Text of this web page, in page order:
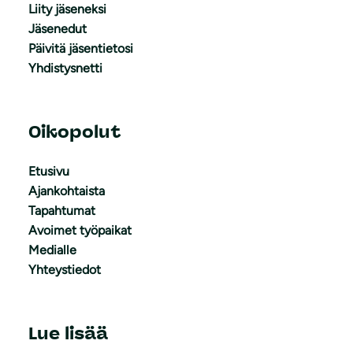
Liity jäseneksi
Jäsenedut
Päivitä jäsentietosi
Yhdistysnetti
Oikopolut
Etusivu
Ajankohtaista
Tapahtumat
Avoimet työpaikat
Medialle
Yhteystiedot
Lue lisää